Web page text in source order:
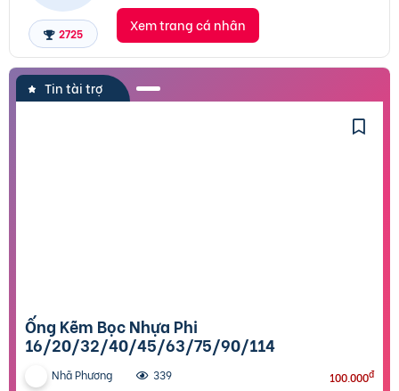
2725
Xem trang cá nhân
Tin tài trợ
Ống Kẽm Bọc Nhựa Phi
16/20/32/40/45/63/75/90/114
Nhã Phương 339 100.000đ